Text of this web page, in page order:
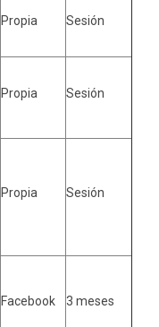
Propia Sesión
Propia Sesión
Propia Sesión
Facebook 3 meses